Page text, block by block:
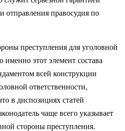
отправления правосудия по
преступления для уголовной
именно этот элемент состава
всей конструкции
ответственности,
в диспозициях статей
чаще всего указывает
стороны преступления.